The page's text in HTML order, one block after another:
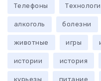
Телефоны
алкоголь болезни
животные игры
истории история
курьезы питание